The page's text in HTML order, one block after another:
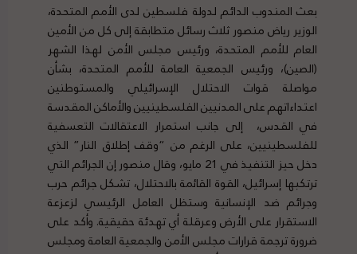
بعث المندوب الدائم لدولة فلسطين لدى الأمم المتحدة،
الوزير رياض منصور ثلاث رسائل متطابقة إلى كل من الأمين
العام للأمم المتحدة، ورئيس مجلس الأمن لهذا الشهر
(الصين)، ورئيس الجمعية العامة للأمم المتحدة، بشأن
مواصلة قوات الاحتلال الإسرائيلي والمستوطنين
اعتداءاتهم على المدنيين الفلسطينيين والأماكن المقدسة
في القدس، إلى جانب استمرار الاعتقالات التعسفية
للفلسطينيين، على الرغم من “وقف إطلاق النار” الذي
دخل حيز التنفيذ في 21 مايو، وقال منصور إن الجرائم التي
ترتكبها إسرائيل، القوة القائمة بالاحتلال، تشكل جرائم حرب
وجرائم ضد الإنسانية وستظل العامل الرئيسي لزعزعة
الاستقرار على الأرض وعرقلة أي تهدئة حقيقية. وأكد على
ضرورة ترجمة قرارات مجلس الأمن والجمعية العامة ومجلس